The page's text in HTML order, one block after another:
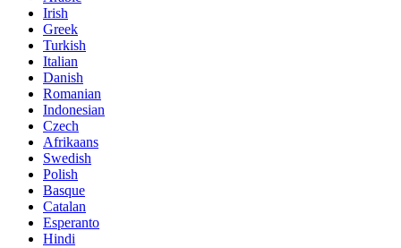
Irish
Greek
Turkish
Italian
Danish
Romanian
Indonesian
Czech
Afrikaans
Swedish
Polish
Basque
Catalan
Esperanto
Hindi